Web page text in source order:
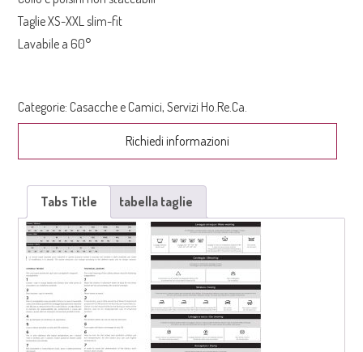
Taglie XS-XXL slim-fit
Lavabile a 60°
Categorie: Casacche e Camici,Servizi Ho.Re.Ca.
Richiedi informazioni
Tabs Title tabella taglie